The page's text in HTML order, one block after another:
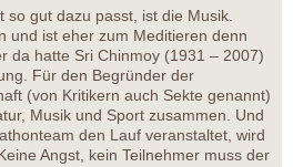
so gut dazu passt, ist die Musik.
und ist eher zum Meditieren denn
da hatte Sri Chinmoy (1931 – 2007)
Für den Begründer der
(von Kritikern auch Sekte genannt)
Musik und Sport zusammen. Und
den Lauf veranstaltet, wird
Angst, kein Teilnehmer muss der